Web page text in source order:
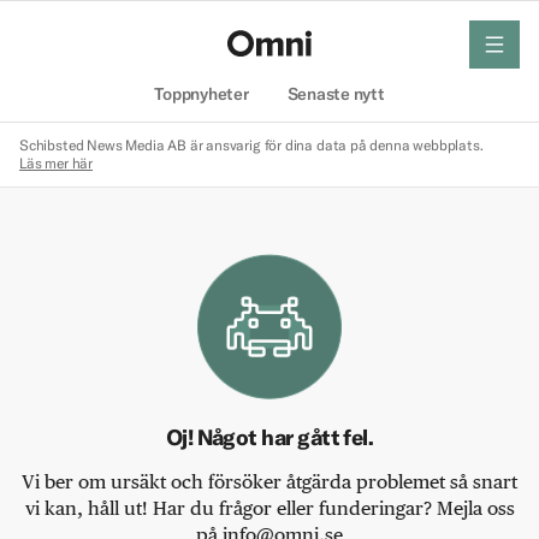
Toppnyheter Senaste nytt
meny
Schibsted News Media AB är ansvarig för dina data på denna webbplats.
Läs mer här
Oj! Något har gått fel.
Vi ber om ursäkt och försöker åtgärda problemet så snart
vi kan, håll ut! Har du frågor eller funderingar? Mejla oss